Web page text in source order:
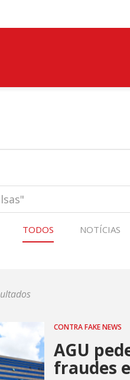
TODOS NOTÍCIAS
CONTRA FAKE NEWS
AGU
fraudes